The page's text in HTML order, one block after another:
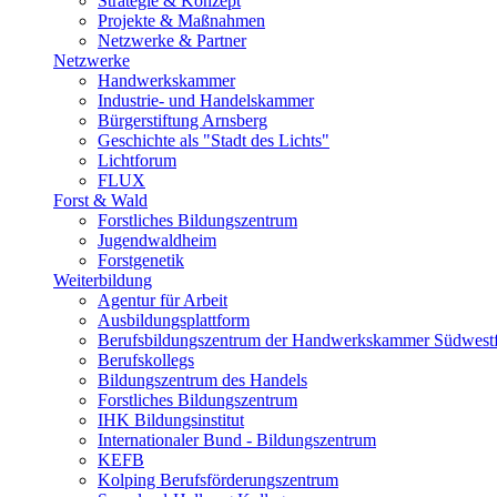
Projekte & Maßnahmen
Netzwerke & Partner
Netzwerke
Handwerkskammer
Industrie- und Handelskammer
Bürgerstiftung Arnsberg
Geschichte als "Stadt des Lichts"
Lichtforum
FLUX
Forst & Wald
Forstliches Bildungszentrum
Jugendwaldheim
Forstgenetik
Weiterbildung
Agentur für Arbeit
Ausbildungsplattform
Berufsbildungszentrum der Handwerkskammer
Berufskollegs
Bildungszentrum des Handels
Forstliches Bildungszentrum
IHK Bildungsinstitut
Internationaler Bund - Bildungszentrum
KEFB
Kolping Berufsförderungszentrum